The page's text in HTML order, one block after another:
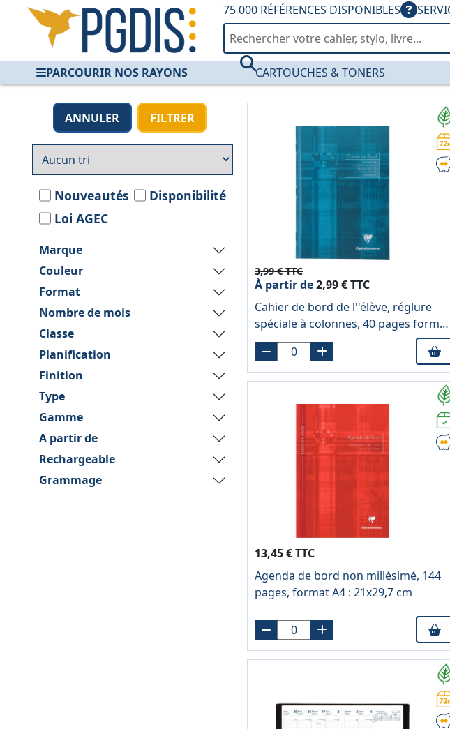
75 000 RÉFÉRENCES DISPONIBLES
PARCOURIR NOS RAYONS CARTOUCHES & TONERS
Agendas Scolaires — PGDIS
ANNULER FILTRER
Nouveautés
Disponibilité
Loi AGEC
Marque
Couleur
Format
Nombre de mois
Classe
Planification
Finition
Type
Gamme
A partir de
Rechargeable
Grammage
3,99 € TTC
À partir de2,99 € TTC
Cahier de bord de l''élève, réglure
spéciale à colonnes, 40 pages format
14,8x21 cm
13,45 € TTC
Agenda de bord non millésimé, 144
pages, format A4 : 21x29,7 cm